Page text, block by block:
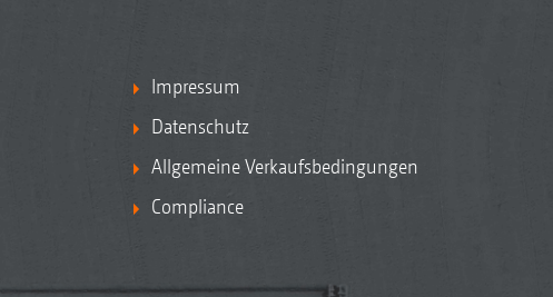
Impressum
Datenschutz
Allgemeine Verkaufsbedingungen
Compliance